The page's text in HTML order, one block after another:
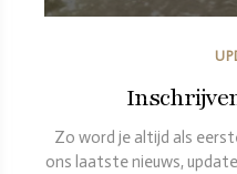
Zo word je altijd als
ons laatste nieuws,